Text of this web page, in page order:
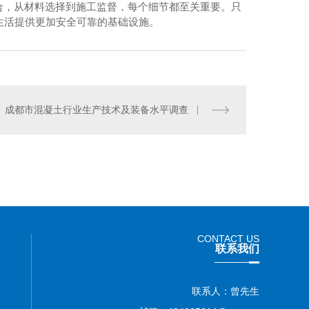
从材料选择到施工监督，每个细节都至关重要。只
提供更加安全可靠的基础设施。
成都市混凝土行业生产技术及装备水平调查
CONTACT US
联系我们
联系人：曾先生